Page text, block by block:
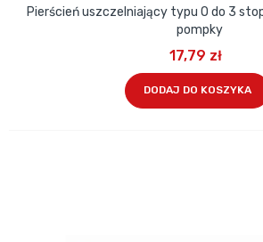
Pierścień uszczelniający typu O do 3
pompky
17,79 zł
DODAJ DO KOSZYKA